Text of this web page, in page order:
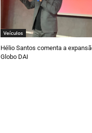
Veículos
Hélio Santos comenta a
Globo DAI